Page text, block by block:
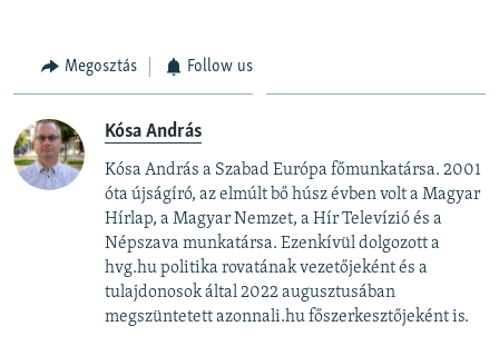
Megosztás Follow us
Kósa András
Kósa András a Szabad Európa főmunkatársa. 2001
óta újságíró, az elmúlt bő húsz évben volt a Magyar
Hírlap, a Magyar Nemzet, a Hír Televízió és a
Népszava munkatársa. Ezenkívül dolgozott a
hvg.hu politika rovatának vezetőjeként és a
tulajdonosok által 2022 augusztusában
megszüntetett azonnali.hu főszerkesztőjeként is.